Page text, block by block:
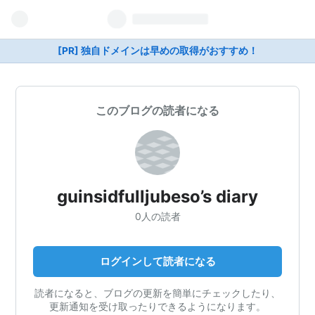
[PR] 独自ドメインは早めの取得がおすすめ！
このブログの読者になる
guinsidfulljubeso’s diary
0人の読者
ログインして読者になる
読者になると、ブログの更新を簡単にチェックしたり、
更新通知を受け取ったりできるようになります。